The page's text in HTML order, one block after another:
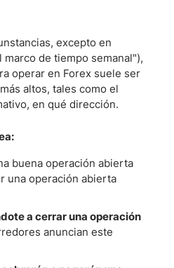
excepto en
de tiempo semanal"),
operar en Forex suele ser
altos, tales como el
en qué dirección.
buena operación abierta
una operación abierta
a cerrar una operación
anuncian este